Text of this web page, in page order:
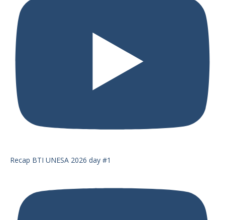
Recap BTI UNESA 2026 day #1